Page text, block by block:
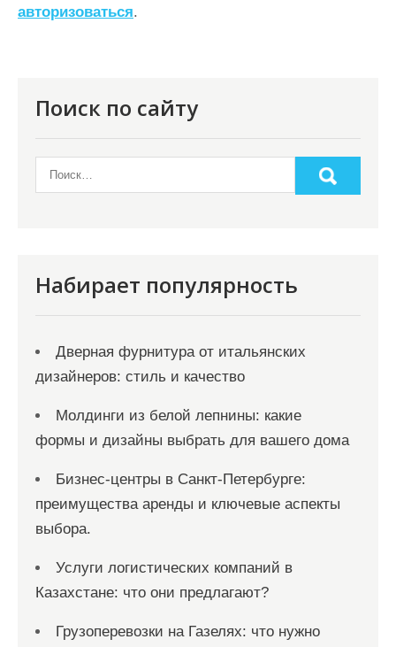
авторизоваться.
Поиск по сайту
Набирает популярность
Дверная фурнитура от итальянских
дизайнеров: стиль и качество
Молдинги из белой лепнины: какие
формы и дизайны выбрать для вашего дома
Бизнес-центры в Санкт-Петербурге:
преимущества аренды и ключевые аспекты
выбора.
Услуги логистических компаний в
Казахстане: что они предлагают?
Грузоперевозки на Газелях: что нужно